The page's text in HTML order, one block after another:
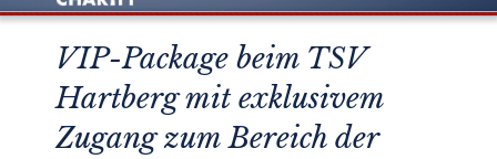
VIP-Package beim TSV
Hartberg mit exklusivem
Zugang zum Bereich der